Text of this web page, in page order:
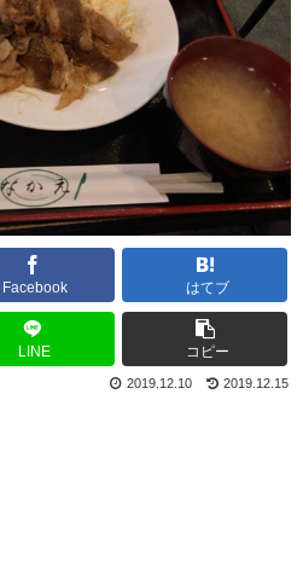
Facebook はてブ
LINE コピー
2019.12.15
2019.12.10